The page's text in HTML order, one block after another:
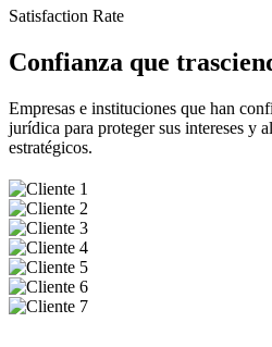
Satisfaction Rate
Confianza que
Empresas e instituciones que han
jurídica para proteger sus intereses y
estratégicos.